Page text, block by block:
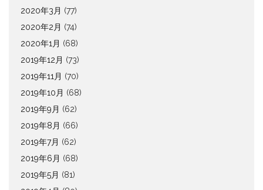
2020年3月 (77)
2020年2月 (74)
2020年1月 (68)
2019年12月 (73)
2019年11月 (70)
2019年10月 (68)
2019年9月 (62)
2019年8月 (66)
2019年7月 (62)
2019年6月 (68)
2019年5月 (81)